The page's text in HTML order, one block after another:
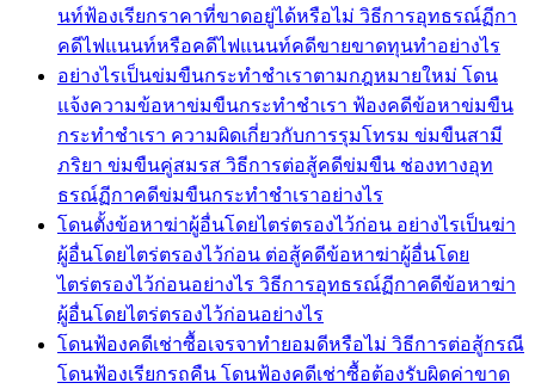
นท์ฟ้องเรียกราคาที่ขาดอยู่ได้หรือไม่ วิธีการอุทธรณ์ฏีกา
คดีไฟแนนท์หรือคดีไฟแนนท์คดีขายขาดทุนทำอย่างไร
อย่างไรเป็นข่มขืนกระทำชำเราตามกฎหมายใหม่ โดน
แจ้งความข้อหาข่มขืนกระทำชำเรา ฟ้องคดีข้อหาข่มขืน
กระทำชำเรา ความผิดเกี่ยวกับการรุมโทรม ข่มขืนสามี
ภริยา ข่มขืนคู่สมรส วิธีการต่อสู้คดีข่มขืน ช่องทางอุท
ธรณ์ฏีกาคดีข่มขืนกระทำชำเราอย่างไร
โดนตั้งข้อหาฆ่าผู้อื่นโดยไตร่ตรองไว้ก่อน อย่างไรเป็นฆ่า
ผู้อื่นโดยไตร่ตรองไว้ก่อน ต่อสู้คดีข้อหาฆ่าผู้อื่นโดย
ไตร่ตรองไว้ก่อนอย่างไร วิธีการอุทธรณ์ฏีกาคดีข้อหาฆ่า
ผู้อื่นโดยไตร่ตรองไว้ก่อนอย่างไร
โดนฟ้องคดีเช่าซื้อเจรจาทำยอมดีหรือไม่ วิธีการต่อสู้กรณี
โดนฟ้องเรียกรถคืน โดนฟ้องคดีเช่าซื้อต้องรับผิดค่าขาด